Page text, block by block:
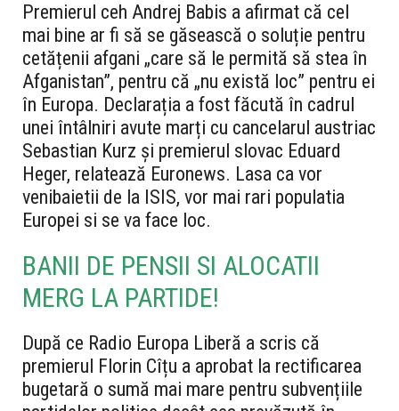
Premierul ceh Andrej Babis a afirmat că cel
mai bine ar fi să se găsească o soluție pentru
cetățenii afgani „care să le permită să stea în
Afganistan”, pentru că „nu există loc” pentru ei
în Europa. Declarația a fost făcută în cadrul
unei întâlniri avute marți cu cancelarul austriac
Sebastian Kurz și premierul slovac Eduard
Heger, relatează Euronews. Lasa ca vor
venibaietii de la ISIS, vor mai rari populatia
Europei si se va face loc.
BANII DE PENSII SI ALOCATII
MERG LA PARTIDE!
După ce Radio Europa Liberă a scris că
premierul Florin Cîțu a aprobat la rectificarea
bugetară o sumă mai mare pentru subvențiile